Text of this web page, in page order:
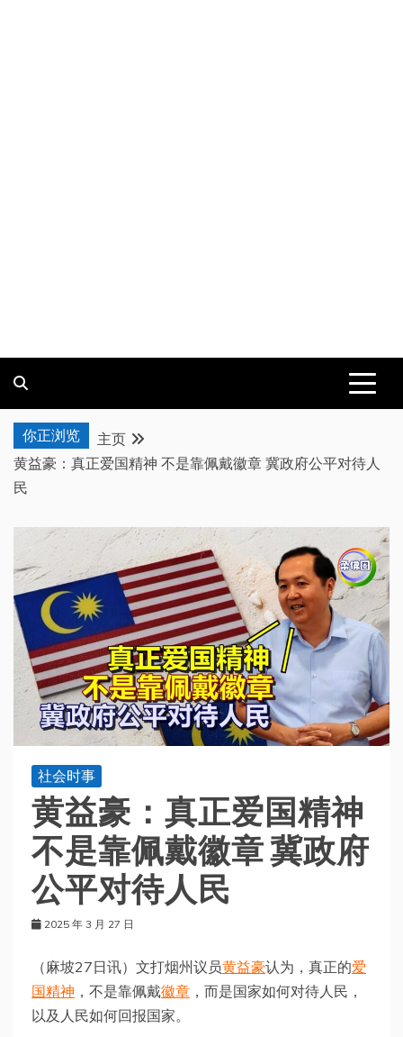
你正浏览
主页
黄益豪：真正爱国精神 不是靠佩戴徽章 冀政府公平对待人
民
社会时事
黄益豪：真正爱国精神
不是靠佩戴徽章 冀政府
公平对待人民
2025 年 3 月 27 日
（麻坡27日讯）文打烟州议员黄益豪认为，真正的爱
国精神 ，不是靠佩戴徽章 ，而是国家如何对待人民，
以及人民如何回报国家。